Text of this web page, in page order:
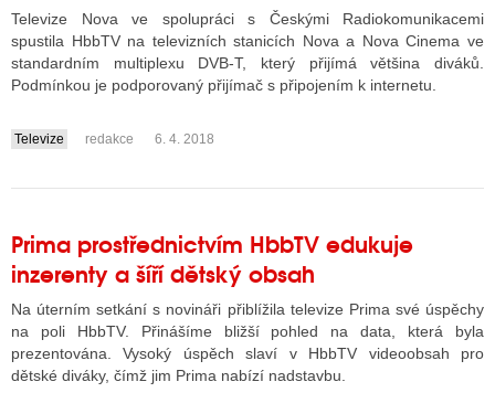
Televize Nova ve spolupráci s Českými Radiokomunikacemi
spustila HbbTV na televizních stanicích Nova a Nova Cinema ve
standardním multiplexu DVB-T, který přijímá většina diváků.
Podmínkou je podporovaný přijímač s připojením k internetu.
....
Televize redakce 6. 4. 2018
Prima prostřednictvím HbbTV edukuje
inzerenty a šíří dětský obsah
Na úterním setkání s novináři přiblížila televize Prima své úspěchy
na poli HbbTV. Přinášíme bližší pohled na data, která byla
prezentována. Vysoký úspěch slaví v HbbTV videoobsah pro
dětské diváky, čímž jim Prima nabízí nadstavbu.